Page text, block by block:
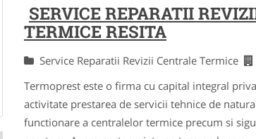
SERVICE REPARATII
TERMICE RESITA
Service Reparatii Revizii Centrale Termice
Termoprest este o firma cu capital integral
activitate prestarea de servicii tehnice de
functionare a centralelor termice precum si